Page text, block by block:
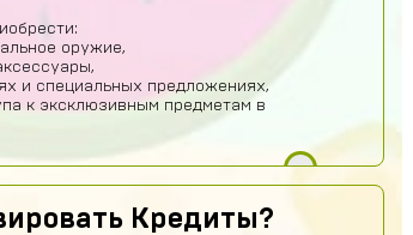
оружие,
и специальных предложениях,
к эксклюзивным предметам в
Кредиты?